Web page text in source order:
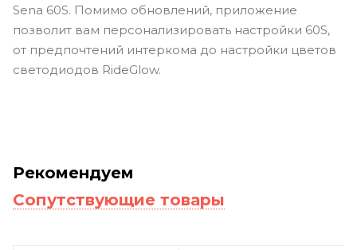
Sena 60S. Помимо обновлений, приложение
позволит вам персонализировать настройки 60S,
от предпочтений интеркома до настройки цветов
светодиодов RideGlow.
Рекомендуем
Сопутствующие товары